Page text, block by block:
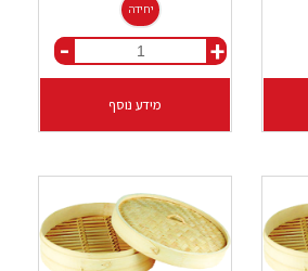
יחידה
+
-
מידע נוסף